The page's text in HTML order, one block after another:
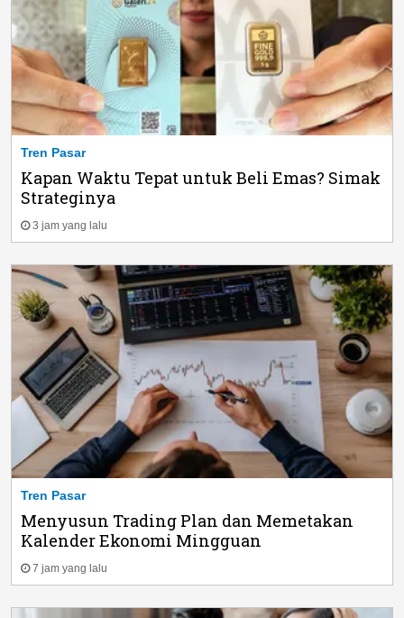
Tren Pasar
Kapan Waktu Tepat untuk Beli Emas? Simak
Strateginya
3 jam yang lalu
Tren Pasar
Menyusun Trading Plan dan Memetakan
Kalender Ekonomi Mingguan
7 jam yang lalu